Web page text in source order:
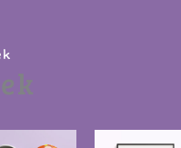
Ártartomány: